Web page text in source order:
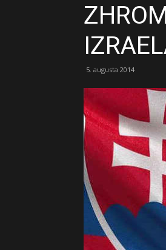
5. augusta 2014